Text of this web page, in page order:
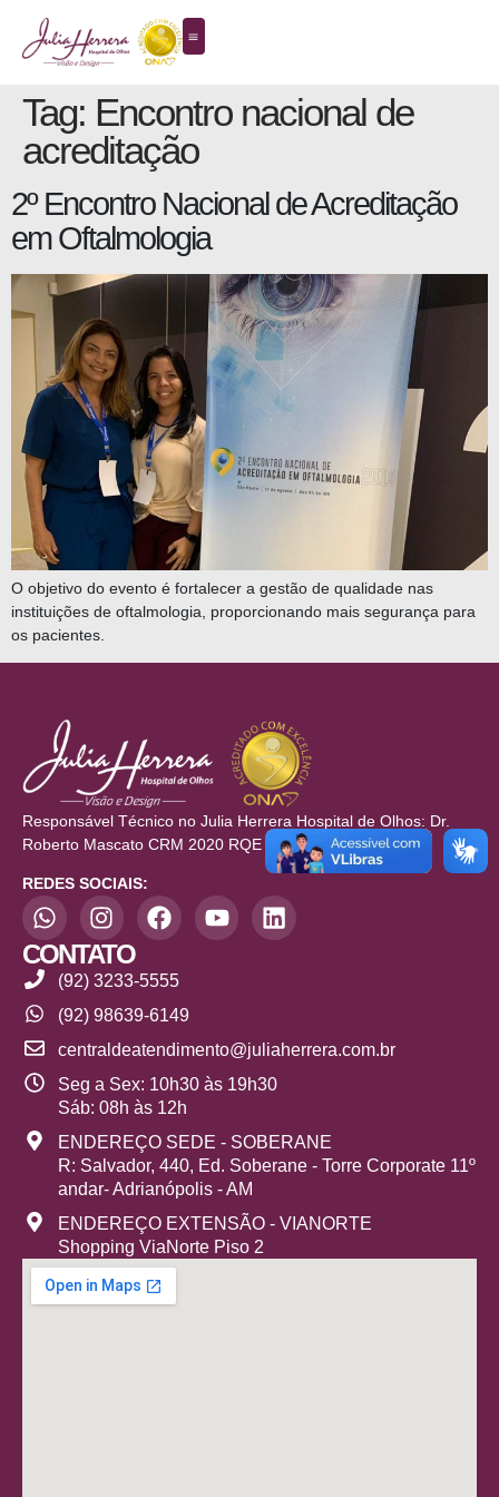
Tag: Encontro nacional de
acreditação
2º Encontro Nacional de Acreditação
em Oftalmologia
O objetivo do evento é fortalecer a gestão de qualidade nas
instituições de oftalmologia, proporcionando mais segurança para
os pacientes.
Responsável Técnico no Julia Herrera Hospital de Olhos: Dr.
Roberto Mascato CRM 2020 RQE 709/710
REDES SOCIAIS:
CONTATO
(92) 3233-5555
(92) 98639-6149
centraldeatendimento@juliaherrera.com.br
Seg a Sex: 10h30 às 19h30
Sáb: 08h às 12h
ENDEREÇO SEDE - SOBERANE
R: Salvador, 440, Ed. Soberane - Torre Corporate 11º
andar- Adrianópolis - AM
ENDEREÇO EXTENSÃO - VIANORTE
Shopping ViaNorte Piso 2